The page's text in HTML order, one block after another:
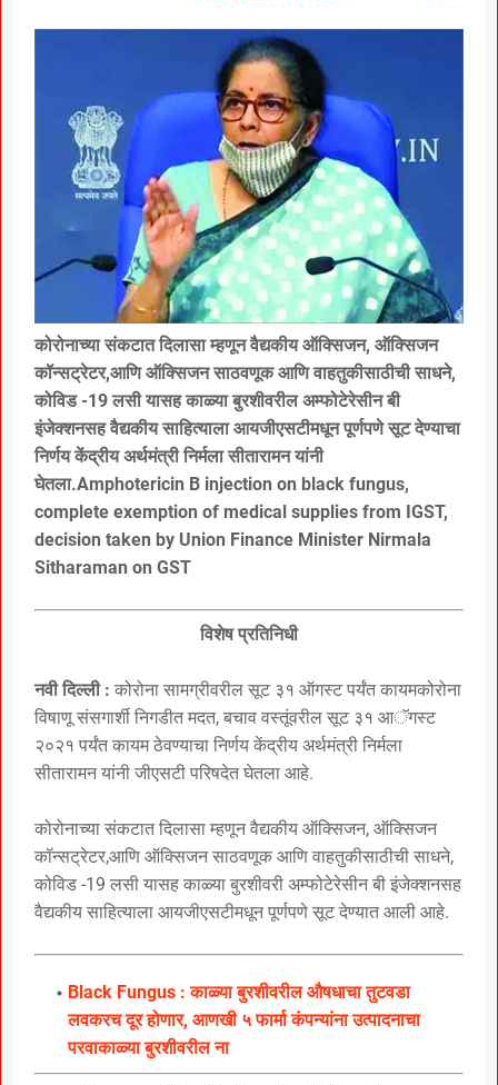
कोरोनाच्या संकटात दिलासा म्हणून वैद्यकीय ऑक्सिजन, ऑक्सिजन
कॉन्सट्रेटर,आणि ऑक्सिजन साठवणूक आणि वाहतुकीसाठीची साधने,
कोविड -19 लसी यासह काळ्या बुरशीवरील अम्फोटेरेसीन बी
इंजेक्शनसह वैद्यकीय साहित्याला आयजीएसटीमधून पूर्णपणे सूट देण्याचा
निर्णय केंद्रीय अर्थमंत्री निर्मला सीतारामन यांनी
घेतला.Amphotericin B injection on black fungus,
complete exemption of medical supplies from IGST,
decision taken by Union Finance Minister Nirmala
Sitharaman on GST
विशेष प्रतिनिधी
नवी दिल्ली : कोरोना सामग्रीवरील सूट ३१ ऑगस्ट पर्यंत कायमकोरोना
विषाणू संसगार्शी निगडीत मदत, बचाव वस्तूंवरील सूट ३१ आॅगस्ट
२०२१ पर्यंत कायम ठेवण्याचा निर्णय केंद्रीय अर्थमंत्री निर्मला
सीतारामन यांनी जीएसटी परिषदेत घेतला आहे.
कोरोनाच्या संकटात दिलासा म्हणून वैद्यकीय ऑक्सिजन, ऑक्सिजन
कॉन्सट्रेटर,आणि ऑक्सिजन साठवणूक आणि वाहतुकीसाठीची साधने,
कोविड -19 लसी यासह काळ्या बुरशीवरी अम्फोटेरेसीन बी इंजेक्शनसह
वैद्यकीय साहित्याला आयजीएसटीमधून पूर्णपणे सूट देण्यात आली आहे.
Black Fungus : काळ्या बुरशीवरील औषधाचा तुटवडा
लवकरच दूर होणार, आणखी ५ फार्मा कंपन्यांना उत्पादनाचा
परवाकाळ्या बुरशीवरील ना